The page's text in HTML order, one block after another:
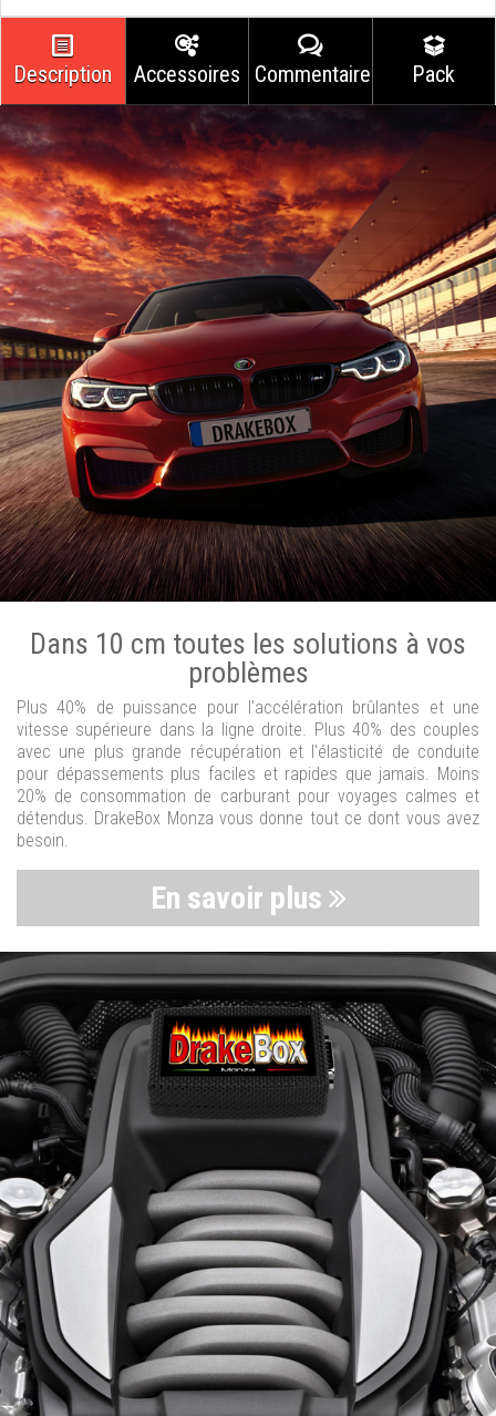
Description Accessoires Commentaires Pack
Dans 10 cm toutes les solutions à vos
problèmes
Plus 40% de puissance pour l'accélération brûlantes et une
vitesse supérieure dans la ligne droite. Plus 40% des couples
avec une plus grande récupération et l'élasticité de conduite
pour dépassements plus faciles et rapides que jamais. Moins
20% de consommation de carburant pour voyages calmes et
détendus. DrakeBox Monza vous donne tout ce dont vous avez
besoin.
En savoir plus